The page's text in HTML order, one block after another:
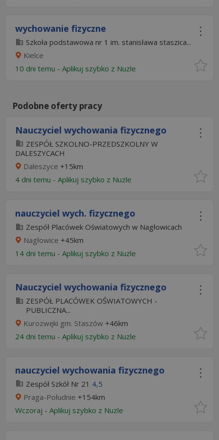
wychowanie fizyczne
Szkoła podstawowa nr 1 im. stanisława staszica...
Kielce
10 dni temu - Aplikuj szybko z Nuzle
Podobne oferty pracy
Nauczyciel wychowania fizycznego
ZESPÓŁ SZKOLNO-PRZEDSZKOLNY W
DALESZYCACH
Daleszyce +15km
4 dni temu - Aplikuj szybko z Nuzle
nauczyciel wych. fizycznego
Zespół Placówek Oświatowych w Nagłowicach
Nagłowice +45km
14 dni temu - Aplikuj szybko z Nuzle
Nauczyciel wychowania fizycznego
ZESPÓŁ PLACÓWEK OŚWIATOWYCH -
PUBLICZNA...
Kurozwęki gm. Staszów +46km
24 dni temu - Aplikuj szybko z Nuzle
nauczyciel wychowania fizycznego
Zespół Szkół Nr 21 4,5
Praga-Południe +154km
Wczoraj - Aplikuj szybko z Nuzle